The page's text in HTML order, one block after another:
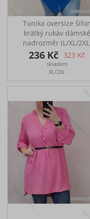
Tunika oversize
krátký rukáv dámské
nadrozměr (L/XL/
ITALSKÁ MÓDA
IM422CYRKL/DR
Tunika s krátkým
rukávem s řetízkem
Rozměry: přes prsa:
cm, boky: 116 cm,
80 cm
236 Kč 323 Kč
skladem
XL/2XL